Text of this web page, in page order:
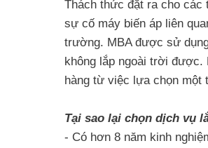
Thách thức đặt ra cho các
sự cố máy biến áp liên
trường. MBA được sử
không lắp ngoài trời được.
hàng từ việc lựa chọn một
Tại sao lại chọn dịch vụ
- Có hơn 8 năm kinh